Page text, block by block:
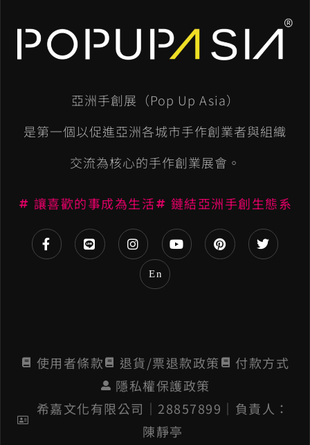
亞洲手創展（Pop Up Asia）
是第一個以促進亞洲各城市手作創業者與組織
交流為核心的手作創業展會。
讓喜歡的事成為生活 鏈結亞洲手創生態系
En
使用者條款 退貨/票退款政策
付款方式
隱私權保護政策
希嘉文化有限公司│28857899│負責人：
陳靜亭
l
t
n
i